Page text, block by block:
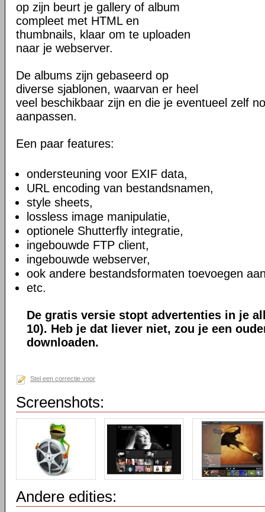
op zijn beurt je gallery of album
compleet met HTML en
thumbnails, klaar om te uploaden
naar je webserver.
De albums zijn gebaseerd op
diverse sjablonen, waarvan er heel
veel beschikbaar zijn en die je eventueel zelf
aanpassen.
Een paar features:
ondersteuning voor EXIF data,
URL encoding van bestandsnamen,
style sheets,
lossless image manipulatie,
optionele Shutterfly integratie,
ingebouwde FTP client,
ingebouwde webserver,
ook andere bestandsformaten toevoegen
etc.
De gratis versie stopt advertenties in je
10). Heb je dat liever niet, zou je een
downloaden.
Stel een correctie voor
Screenshots:
Andere edities: